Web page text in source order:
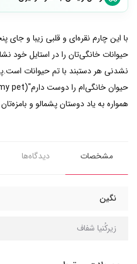
با این چارم نقره‌ای و قلبی زیبا و
حیوانات خانگی‌تان را در استایل خود
نشدنی هر دستبند با تم حیوانات
همواره به یاد دوستان پشمالو و بامزه‌تان
مشخصات دیدگاه‌ها
نگین
زیرکُنیا شفاف